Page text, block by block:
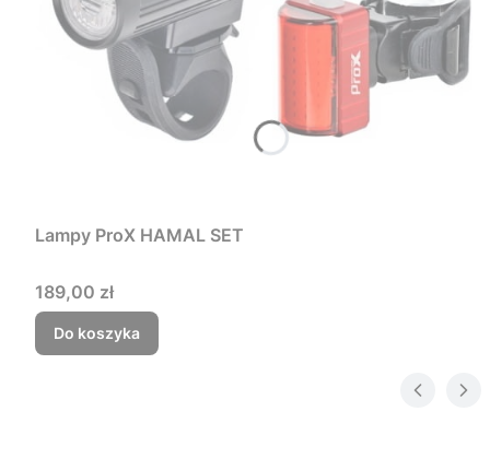
Lampy ProX HAMAL SET
Cena
189,00 zł
Do koszyka